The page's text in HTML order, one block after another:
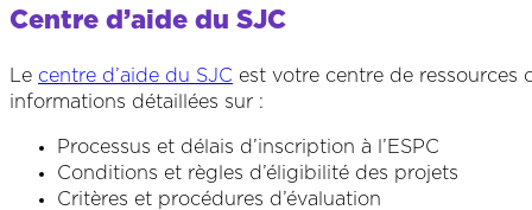
Centre d’aide du SJC
Le centre d’aide du SJC est votre centre de ressources
informations détaillées sur :
Processus et délais d’inscription à l’ESPC
Conditions et règles d’éligibilité des projets
Critères et procédures d’évaluation